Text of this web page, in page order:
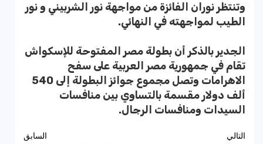
وتنتظر نوران الفائزة من مواجهة نور الشربيني و نور
الطيب لمواجهته في النهائي.
الجدير بالذكر أن بطولة مصر المفتوحة للإسكواش
تقام في جمهورية مصر العربية على سفح
الاهرامات وتصل مجموع جوائز البطولة إلى 540
ألف دولار مقسمة بالتساوي بين منافسات
السيدات ومنافسات الرجال.
تصفّح
السابق
التالي